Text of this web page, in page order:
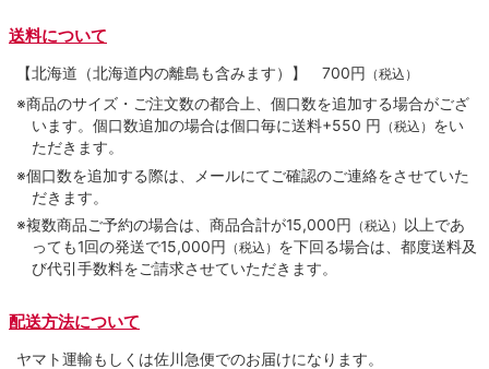
送料について
【北海道（北海道内の離島も含みます）】 700円 （税込）
※商品のサイズ・ご注文数の都合上、個口数を追加する場合がござ
います。個口数追加の場合は個口毎に送料+550 円 （税込） をい
ただきます。
※個口数を追加する際は、メールにてご確認のご連絡をさせていた
だきます。
※複数商品ご予約の場合は、商品合計が15,000円 （税込） 以上であ
っても1回の発送で15,000円 （税込） を下回る場合は、都度送料及
び代引手数料をご請求させていただきます。
配送方法について
ヤマト運輸もしくは佐川急便でのお届けになります。